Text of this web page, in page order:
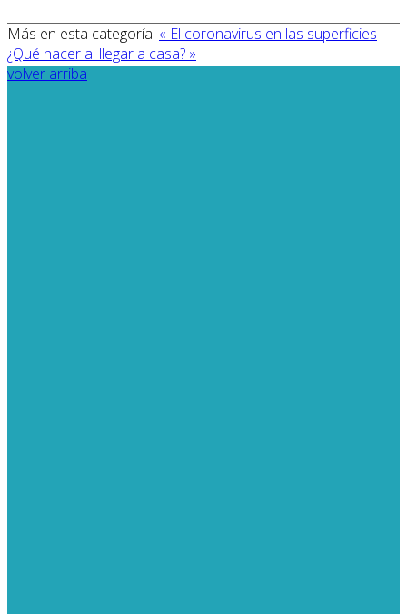
Más en esta categoría: « El coronavirus en las superficies
¿Qué hacer al llegar a casa? »
volver arriba